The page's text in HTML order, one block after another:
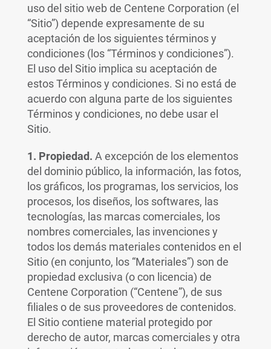
uso del sitio web de Centene Corporation (el
“Sitio”) depende expresamente de su
aceptación de los siguientes términos y
condiciones (los “Términos y condiciones”).
El uso del Sitio implica su aceptación de
estos Términos y condiciones. Si no está de
acuerdo con alguna parte de los siguientes
Términos y condiciones, no debe usar el
Sitio.
1. Propiedad. A excepción de los elementos
del dominio público, la información, las fotos,
los gráficos, los programas, los servicios, los
procesos, los diseños, los softwares, las
tecnologías, las marcas comerciales, los
nombres comerciales, las invenciones y
todos los demás materiales contenidos en el
Sitio (en conjunto, los “Materiales”) son de
propiedad exclusiva (o con licencia) de
Centene Corporation (“Centene”), de sus
filiales o de sus proveedores de contenidos.
El Sitio contiene material protegido por
derecho de autor, marcas comerciales y otra